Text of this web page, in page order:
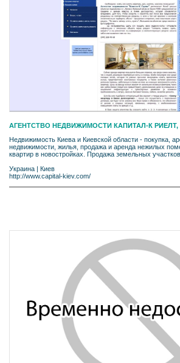
АГЕНТСТВО НЕДВИЖИМОСТИ КАПИТАЛ-К РИЕЛТ,
Недвижимость Киева и Киевской области - покупка,
недвижимости, жилья, продажа и аренда нежилых
квартир в новостройках. Продажа земельных
Украина | Киев
http://www.capital-kiev.com/